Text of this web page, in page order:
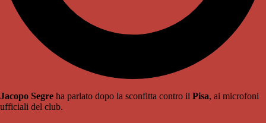
Jacopo Segre ha parlato dopo la sconfitta contro il Pisa, ai microfoni
ufficiali del club.